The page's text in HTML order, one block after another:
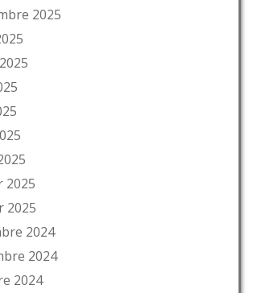
2025
2025
2025
2024
2024
2024